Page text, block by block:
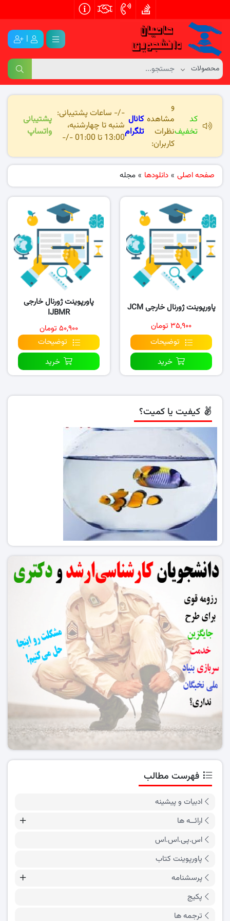
|
کد
تخفیف
و
مشاهده
نظرات
کاربران:
کانال
تلگرام
-/- ساعات پشتیبانی:
شنبه تا چهارشنبه،
13:00 تا 01:00 -/-
پشتیبانی
واتساپ
صفحه اصلی » دانلودها » مجله
پاورپوینت ژورنال خارجی JCM
۳۵,۹۰۰ تومان
توضیحات
خرید
پاورپوینت ژورنال خارجی
IJBMR
۵۰,۹۰۰ تومان
توضیحات
خرید
کیفیت یا کمیت؟
فهرست مطالب
ادبیات و پیشینه
ارائــه ها
اس.پی.اس.اس
پاورپوینت کتاب
پرسشنامه
پکیج
ترجمه ها